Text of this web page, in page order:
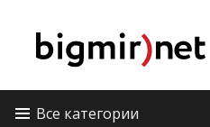
Все категории